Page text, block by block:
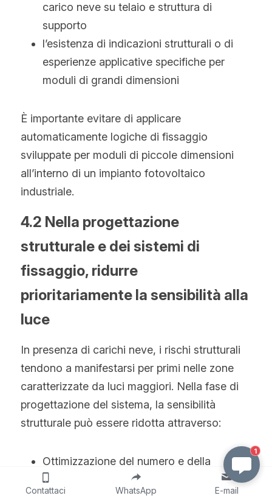
carico neve su telaio e struttura di
supporto
l’esistenza di indicazioni strutturali o di
esperienze applicative specifiche per
moduli di grandi dimensioni
È importante evitare di applicare
automaticamente logiche di fissaggio
sviluppate per moduli di piccole dimensioni
all’interno di un impianto fotovoltaico
industriale.
4.2 Nella progettazione
strutturale e dei sistemi di
fissaggio, ridurre
prioritariamente la sensibilità alla
luce
In presenza di carichi neve, i rischi strutturali
tendono a manifestarsi per primi nelle zone
caratterizzate da luci maggiori. Nella fase di
progettazione del sistema, la sensibilità
strutturale può essere ridotta attraverso:
Ottimizzazione del numero e della
posizione dei punti di fissaggio, evitando
luci efficaci eccessive
1
Contattaci WhatsApp E-mail